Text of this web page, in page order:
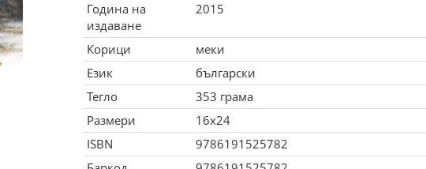
Година на
издаване
2015
Корици
меки
Език
български
Тегло
353 грама
Размери
16x24
ISBN
9786191525782